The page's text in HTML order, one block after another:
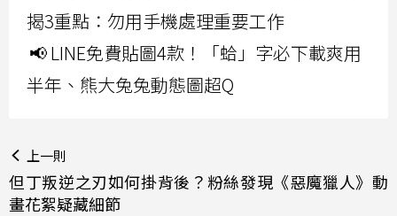
揭3重點：勿用手機處理重要工作
📢 LINE免費貼圖4款！「蛤」字必下載爽用
半年、熊大兔兔動態圖超Q
上一則
但丁叛逆之刃如何掛背後？粉絲發現《惡魔獵人》動
畫花絮疑藏細節